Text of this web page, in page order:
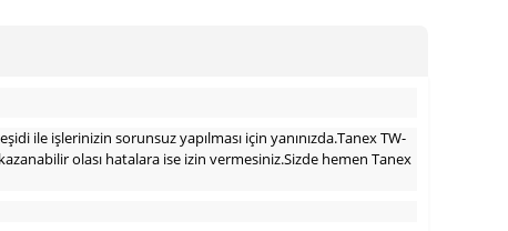
ile işlerinizin sorunsuz yapılması için yanınızda.Tanex TW-
olası hatalara ise izin vermesiniz.Sizde hemen Tanex